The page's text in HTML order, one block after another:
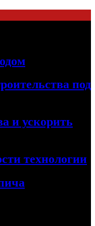
под
и ускорить
технологии